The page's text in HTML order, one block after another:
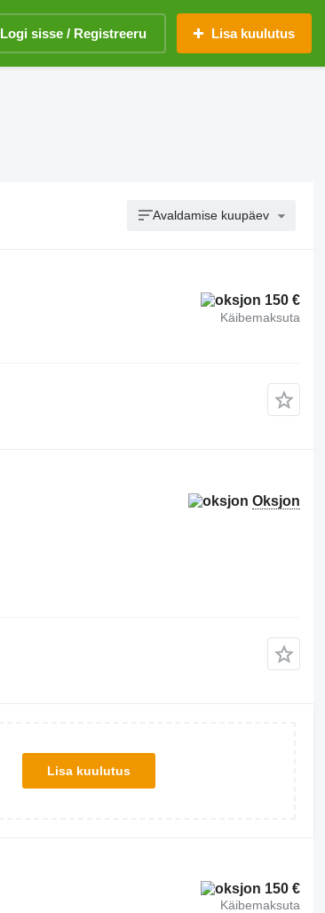
Logi sisse / Registreeru Lisa kuulutus
Avaldamise kuupäev
150 €
Käibemaksuta
Oksjon
Lisa kuulutus
150 €
Käibemaksuta